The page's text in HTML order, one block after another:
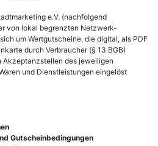
e.V. (nachfolgend
von lokal begrenzten Netzwerk-
um Wertgutscheine, die digital, als PDF
durch Verbraucher (§ 13 BGB)
Akzeptanzstellen des jeweiligen
und Dienstleistungen eingelöst
Gutscheinbedingungen